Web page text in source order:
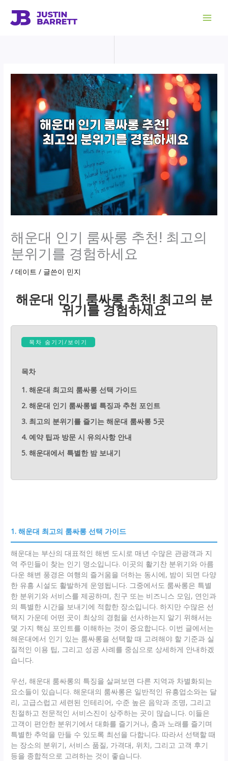
해운대 인기 룸싸롱 추천! 최고의
분위기를 경험하세요
/데이트 / 글쓴이 민지
해운대 인기 룸싸롱 추천! 최고의 분
위기를 경험하세요
목차 숨기기/보이기
목차
1. 해운대 최고의 룸싸롱 선택 가이드
2. 해운대 인기 룸싸롱별 특징과 추천 포인트
3. 최고의 분위기를 즐기는 해운대 룸싸롱 5곳
4. 예약 팁과 방문 시 유의사항 안내
5. 해운대에서 특별한 밤 보내기
1. 해운대 최고의 룸싸롱 선택 가이드
해운대는 부산의 대표적인 해변 도시로 매년 수많은 관광객과 지
역 주민들이 찾는 인기 명소입니다. 이곳의 활기찬 분위기와 아름
다운 해변 풍경은 여행의 즐거움을 더하는 동시에, 밤이 되면 다양
한 유흥 시설도 활발하게 운영됩니다. 그중에서도 룸싸롱은 특별
한 분위기와 서비스를 제공하며, 친구 또는 비즈니스 모임, 연인과
의 특별한 시간을 보내기에 적합한 장소입니다. 하지만 수많은 선
택지 가운데 어떤 곳이 최상의 경험을 선사하는지 알기 위해서는
몇 가지 핵심 포인트를 이해하는 것이 중요합니다. 이번 글에서는
해운대에서 인기 있는 룸싸롱을 선택할 때 고려해야 할 기준과 실
질적인 이용 팁, 그리고 성공 사례를 중심으로 상세하게 안내하겠
습니다.
우선, 해운대 룸싸롱의 특징을 살펴보면 다른 지역과 차별화되는
요소들이 있습니다. 해운대의 룸싸롱은 일반적인 유흥업소와는 달
리, 고급스럽고 세련된 인테리어, 수준 높은 음악과 조명, 그리고
친절하고 전문적인 서비스진이 상주하는 곳이 많습니다. 이들은
고객이 편안한 분위기에서 대화를 즐기거나, 춤과 노래를 즐기며
특별한 추억을 만들 수 있도록 최선을 다합니다. 따라서 선택할 때
는 장소의 분위기, 서비스 품질, 가격대, 위치, 그리고 고객 후기
등을 종합적으로 고려하는 것이 좋습니다.